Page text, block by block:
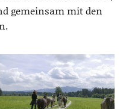
gemeinsam mit den